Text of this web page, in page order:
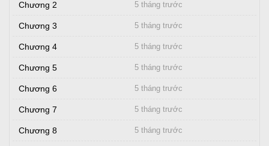
Chương 2 5 tháng trước
Chương 3 5 tháng trước
Chương 4 5 tháng trước
Chương 5 5 tháng trước
Chương 6 5 tháng trước
Chương 7 5 tháng trước
Chương 8 5 tháng trước